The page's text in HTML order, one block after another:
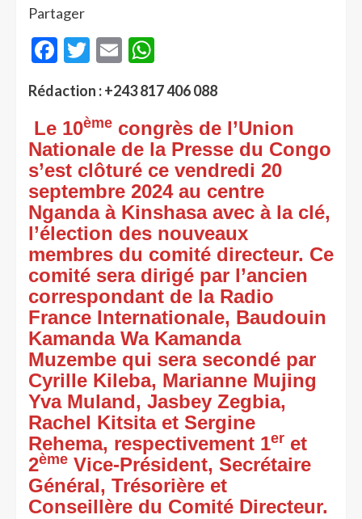
Partager
Facebook
Twitter
Email
Rédaction : +243 817 406 088
Le 10ème congrès de l’Union
Nationale de la Presse du Congo
s’est clôturé ce vendredi 20
septembre 2024 au centre
Nganda à Kinshasa avec à la clé,
l’élection des nouveaux
membres du comité directeur. Ce
comité sera dirigé par l’ancien
correspondant de la Radio
France Internationale, Baudouin
Kamanda Wa Kamanda
Muzembe qui sera secondé par
Cyrille Kileba, Marianne Mujing
Yva Muland, Jasbey Zegbia,
Rachel Kitsita et Sergine
Rehema, respectivement 1er et
2ème Vice-Président, Secrétaire
Général, Trésorière et
Conseillère du Comité Directeur.